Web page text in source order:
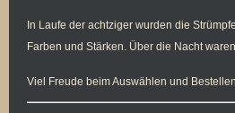
In Laufe der achtziger wurden die
Farben und Stärken. Über die Nacht
Viel Freude beim Auswählen und